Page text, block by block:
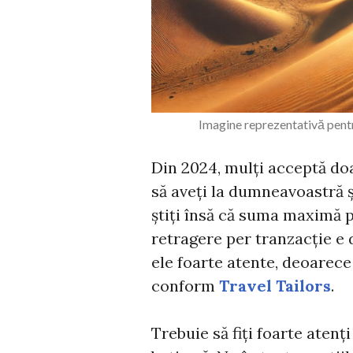
Imagine reprezentativă
Din 2024, mulți acceptă
să aveți la dumneavoastră
știți însă că suma maximă
retragere per tranzacție e
ele foarte atente,
conform Travel Tailors.
Trebuie să fiți foarte